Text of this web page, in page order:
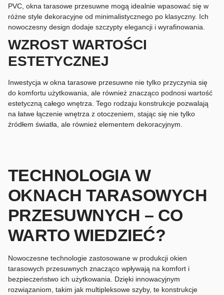
PVC, okna tarasowe przesuwne mogą idealnie wpasować się w
różne style dekoracyjne od minimalistycznego po klasyczny. Ich
nowoczesny design dodaje szczypty elegancji i wyrafinowania.
WZROST WARTOŚCI
ESTETYCZNEJ
Inwestycja w okna tarasowe przesuwne nie tylko przyczynia się
do komfortu użytkowania, ale również znacząco podnosi wartość
estetyczną całego wnętrza. Tego rodzaju konstrukcje pozwalają
na łatwe łączenie wnętrza z otoczeniem, stając się nie tylko
źródłem światła, ale również elementem dekoracyjnym.
TECHNOLOGIA W
OKNACH TARASOWYCH
PRZESUWNYCH – CO
WARTO WIEDZIEĆ?
Nowoczesne technologie zastosowane w produkcji okien
tarasowych przesuwnych znacząco wpływają na komfort i
bezpieczeństwo ich użytkowania. Dzięki innowacyjnym
rozwiązaniom, takim jak multipleksowe szyby, te konstrukcje